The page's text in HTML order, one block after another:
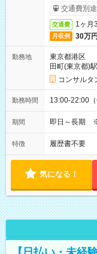
ービス利用可
交通費別
交通費 1ヶ月
月収例 30万
勤務地
東京都港区
田町(東京都)
コンサルタ
勤務時間 13:00-22:00
期間 即日～長期
特徴 履歴書不要
気になる！